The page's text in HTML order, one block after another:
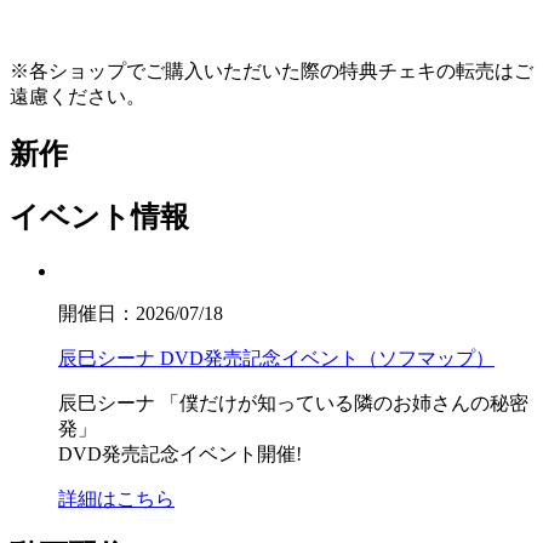
※各ショップでご購入いただいた際の特典チェキの転売はご
遠慮ください。
新作
イベント情報
開催日：2026/07/18
辰巳シーナ DVD発売記念イベント（ソフマップ）
辰巳シーナ
「僕だけが知っている隣のお姉さんの秘密
発」
DVD発売記念イベント開催!
詳細はこちら